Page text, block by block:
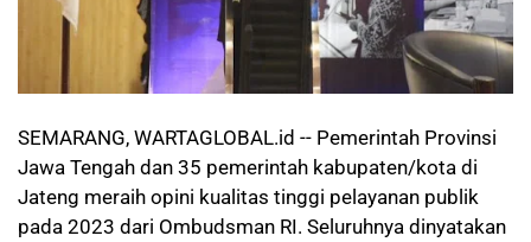
SEMARANG, WARTAGLOBAL.id -- Pemerintah Provinsi
Jawa Tengah dan 35 pemerintah kabupaten/kota di
Jateng meraih opini kualitas tinggi pelayanan publik
pada 2023 dari Ombudsman RI. Seluruhnya dinyatakan